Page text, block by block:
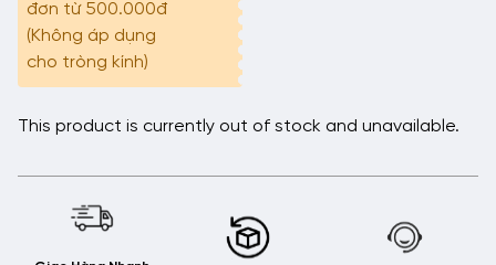
đơn từ 500.000đ
(Không áp dụng
cho tròng kính)
This product is currently out of stock and unavailable.